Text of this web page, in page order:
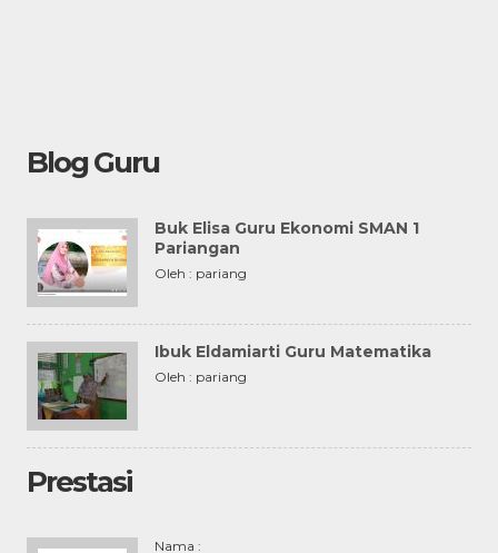
Blog Guru
Buk Elisa Guru Ekonomi SMAN 1
Pariangan
Oleh : pariang
Ibuk Eldamiarti Guru Matematika
Oleh : pariang
Prestasi
Nama :